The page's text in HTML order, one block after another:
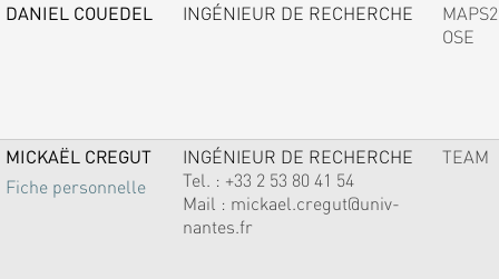
DANIEL COUEDEL INGÉNIEUR DE RECHERCHE
MAPS2
OSE
MICKAËL CREGUT
Fiche personnelle
INGÉNIEUR DE RECHERCHE
Tel. : +33 2 53 80 41 54
Mail : mickael.cregut@univ-
nantes.fr
TEAM